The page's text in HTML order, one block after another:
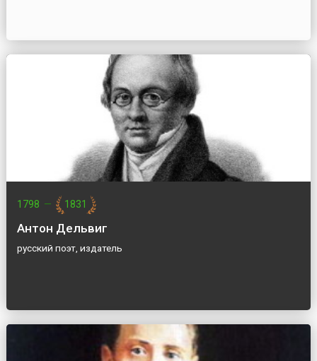
1798 — 1831
Антон Дельвиг
русский поэт, издатель